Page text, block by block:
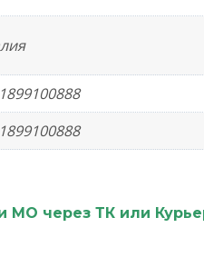
МО через ТК или